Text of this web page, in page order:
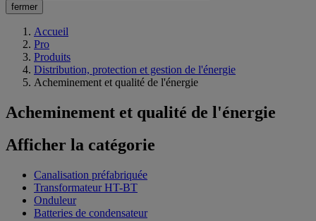
fermer
Accueil
Pro
Produits
Distribution, protection et gestion de l'énergie
Acheminement et qualité de l'énergie
Acheminement et qualité de l'énergie
Afficher la catégorie
Canalisation préfabriquée
Transformateur HT-BT
Onduleur
Batteries de condensateur